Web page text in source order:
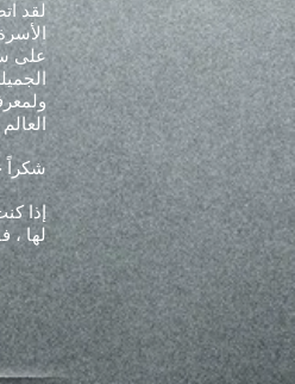
لقد
على
شكراً
إذا
لها ،